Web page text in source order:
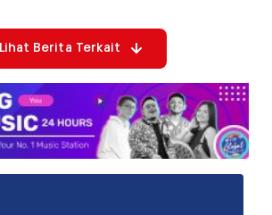
Lihat Berita Terkait